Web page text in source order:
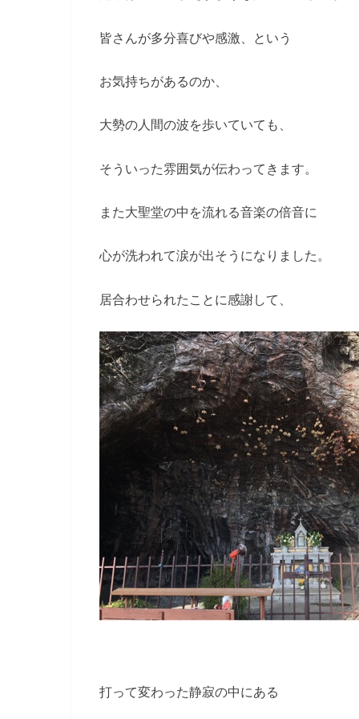
皆さんが多分喜びや感激、という
お気持ちがあるのか、
大勢の人間の波を歩いていても、
そういった雰囲気が伝わってきます。
また大聖堂の中を流れる音楽の倍音に
心が洗われて涙が出そうになりました。
居合わせられたことに感謝して、
打って変わった静寂の中にある